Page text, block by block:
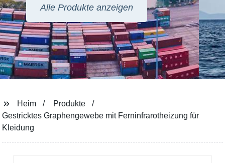
Alle Produkte anzeigen
Heim
Produkte
Gestricktes Graphengewebe mit Ferninfrarotheizung für
Kleidung